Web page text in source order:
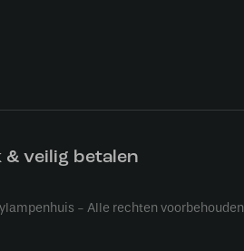
& veilig betalen
- Alle rechten voorbehouden